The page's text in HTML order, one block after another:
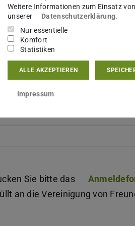
TU Darmstadt
Institute
Sie bitte das
an die Vereinigung von
Weitere Informationen zum Einsatz
unserer
Datenschutzerklärung.
Nur essentielle
Komfort
Statistiken
ALLE AKZEPTIEREN
Impressum